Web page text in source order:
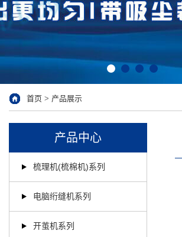
首页 > 产品展示
产品中心
梳理机(梳棉机)系列
电脑绗缝机系列
开茧机系列